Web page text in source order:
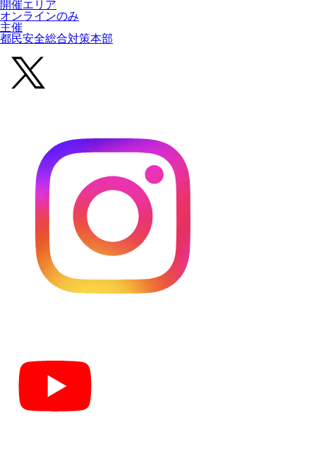
開催エリア
オンラインのみ
主催
都民安全総合対策本部